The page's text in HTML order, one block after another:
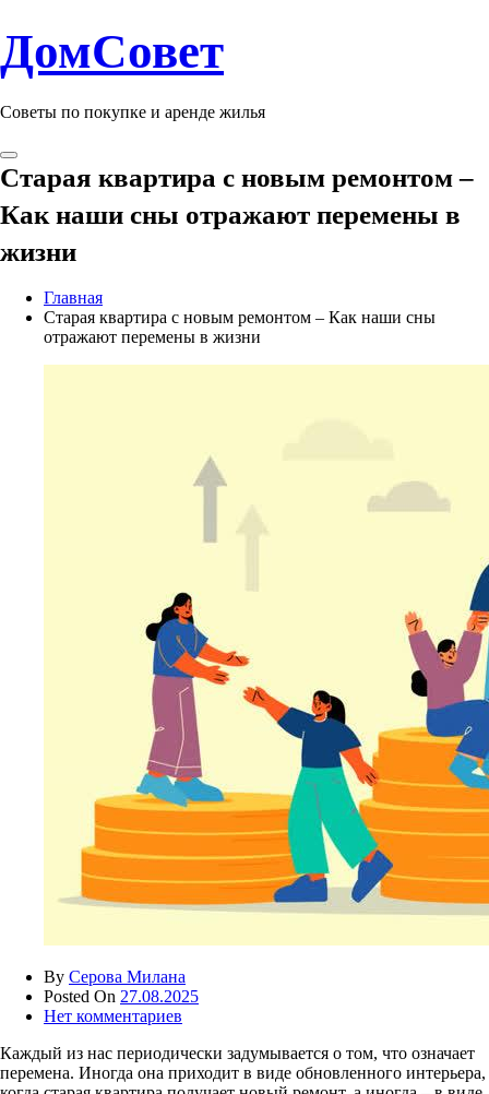
ДомСовет
Советы по покупке и аренде жилья
Старая квартира с новым ремонтом –
Как наши сны отражают перемены в
жизни
Главная
Старая квартира с новым ремонтом – Как наши сны
отражают перемены в жизни
By Серова Милана
Posted On 27.08.2025
Нет комментариев
Каждый из нас периодически задумывается о том, что означает
перемена. Иногда она приходит в виде обновленного интерьера,